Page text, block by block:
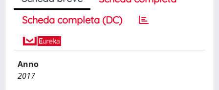
Scheda completa (DC)
Anno
2017